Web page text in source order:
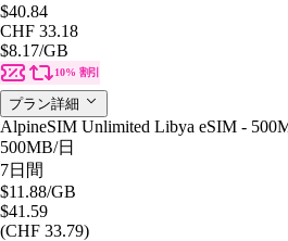
$40.84
CHF 33.18
$8.17/GB
10% 割引
プラン詳細
AlpineSIM Unlimited Libya eSIM -
500MB/日
7日間
$11.88/GB
$41.59
(CHF 33.79)